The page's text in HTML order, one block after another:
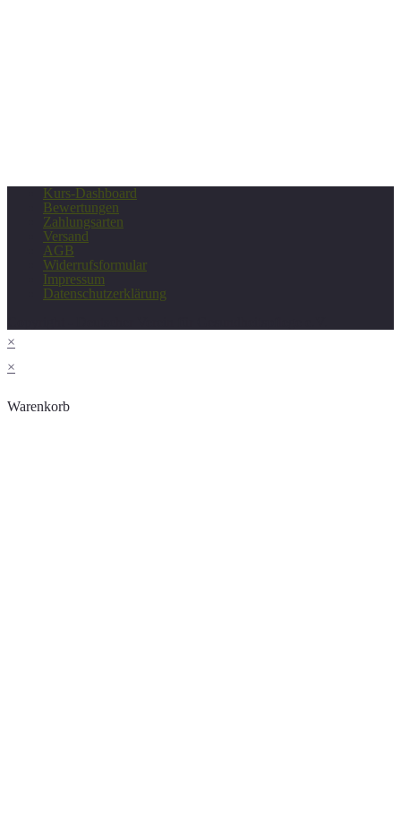
Kurs-Dashboard
Bewertungen
Zahlungsarten
Versand
AGB
Widerrufsformular
Impressum
Datenschutzerklärung
×
×
Warenkorb